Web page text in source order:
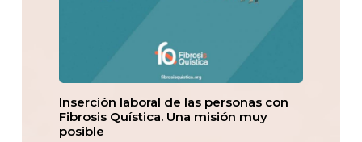
Inserción laboral de las personas con
Fibrosis Quística. Una misión muy
posible